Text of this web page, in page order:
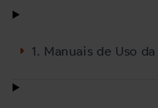
1. Manuais de Uso